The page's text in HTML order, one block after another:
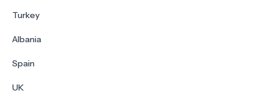
Turkey
Albania
Spain
UK